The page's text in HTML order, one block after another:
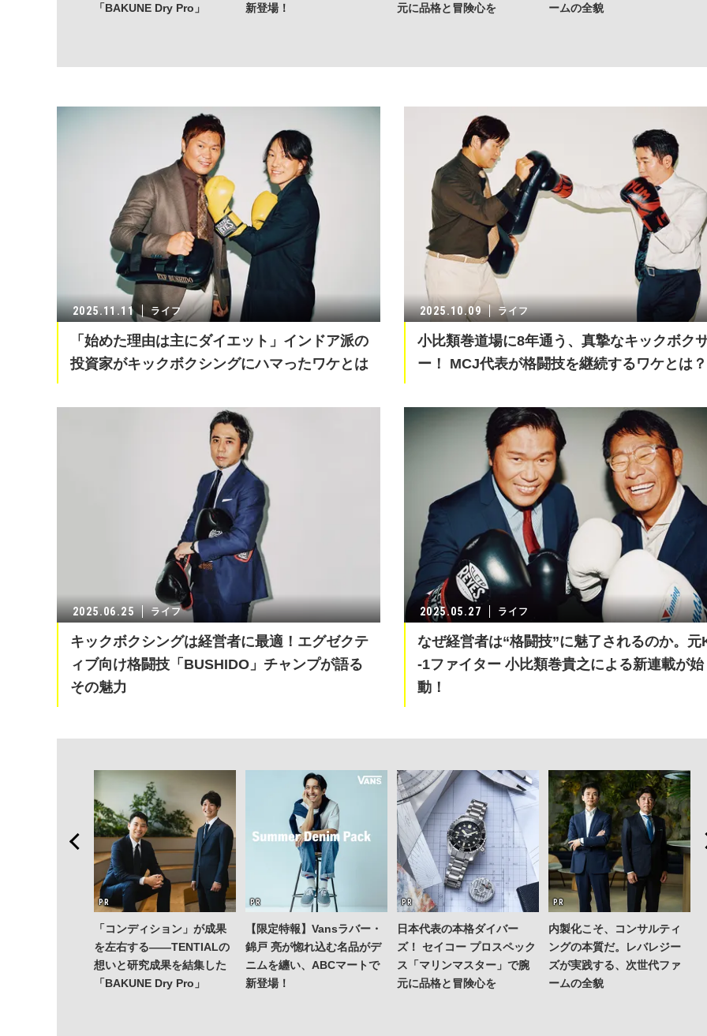
「BAKUNE Dry Pro」
新登場！
元に品格と冒険心を
ームの全貌
2025.11.11 ライフ
「始めた理由は主にダイエット」インドア派の
投資家がキックボクシングにハマったワケとは
2025.10.09 ライフ
小比類巻道場に8年通う、真摯なキックボク
ー！ MCJ代表が格闘技を継続するワケとは？
2025.06.25 ライフ
キックボクシングは経営者に最適！エグゼクテ
ィブ向け格闘技「BUSHIDO」チャンプが語る
その魅力
2025.05.27 ライフ
なぜ経営者は“格闘技”に魅了されるのか。元
-1ファイター 小比類巻貴之による新連載が始
動！
「コンディション」が成果
を左右する——TENTIALの
想いと研究成果を結集した
「BAKUNE Dry Pro」
【限定特報】Vansラバー・
錦戸 亮が惚れ込む名品がデ
ニムを纏い、ABCマートで
新登場！
日本代表の本格ダイバー
ズ！ セイコー プロスペック
ス「マリンマスター」で腕
元に品格と冒険心を
内製化こそ、コンサルティ
ングの本質だ。レバレジー
ズが実践する、次世代ファ
ームの全貌